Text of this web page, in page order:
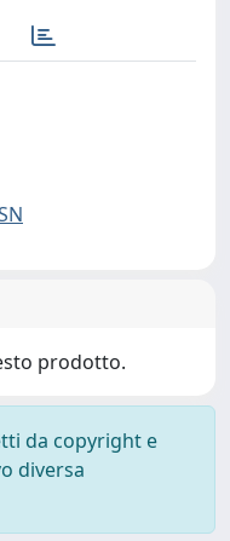
prodotto.
da copyright e
diversa